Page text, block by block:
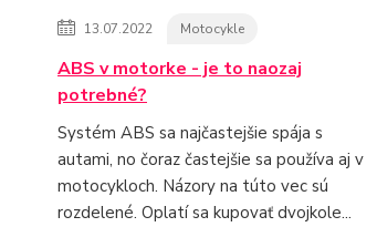
13.07.2022 Motocykle
ABS v motorke - je to naozaj
potrebné?
Systém ABS sa najčastejšie spája s
autami, no čoraz častejšie sa používa aj v
motocykloch. Názory na túto vec sú
rozdelené. Oplatí sa kupovať dvojkole...